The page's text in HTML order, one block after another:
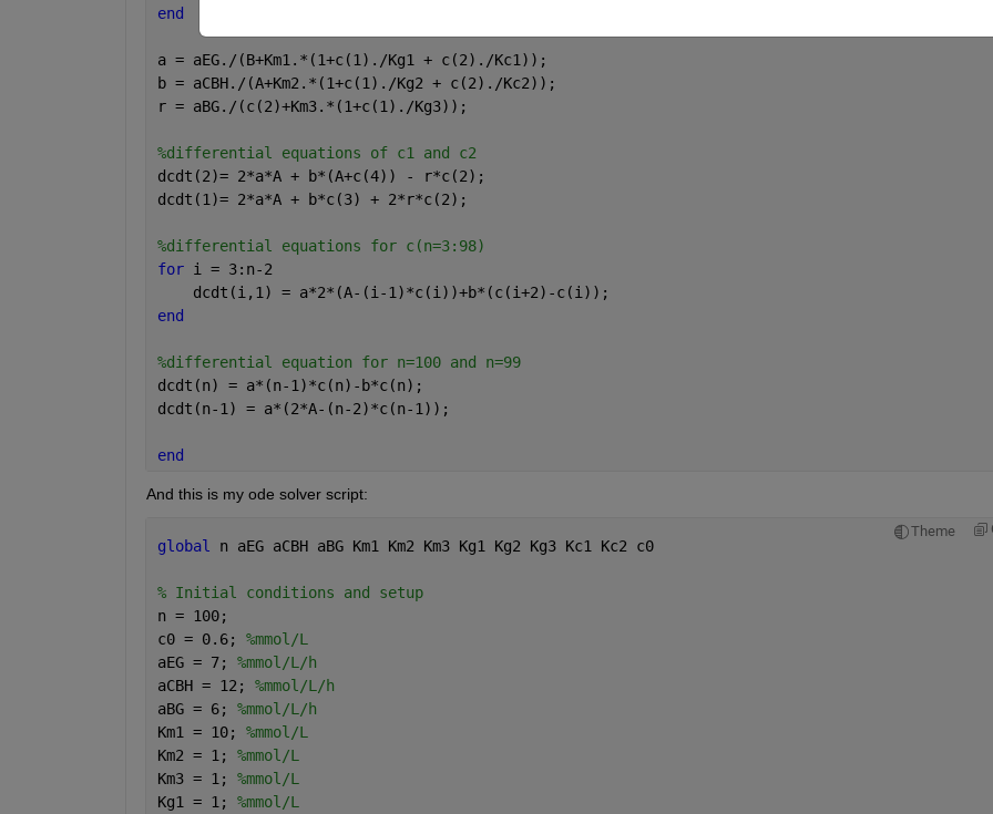
end
a = aEG./(B+Km1.*(1+c(1)./Kg1 + c(2)./Kc1));
b = aCBH./(A+Km2.*(1+c(1)./Kg2 + c(2)./Kc2));
r = aBG./(c(2)+Km3.*(1+c(1)./Kg3));
%differential equations of c1 and c2
dcdt(2)= 2*a*A + b*(A+c(4)) - r*c(2);
dcdt(1)= 2*a*A + b*c(3) + 2*r*c(2);
%differential equations for c(n=3:98)
for i = 3:n-2
    dcdt(i,1) = a*2*(A-(i-1)*c(i))+b*(c(i+2)-c(i));
end
%differential equation for n=100 and n=99
dcdt(n) = a*(n-1)*c(n)-b*c(n);
dcdt(n-1) = a*(2*A-(n-2)*c(n-1));
end
And this is my ode solver script:
Theme
global n aEG aCBH aBG Km1 Km2 Km3 Kg1 Kg2 Kg3 Kc1 Kc2 c0
% Initial conditions and setup
n = 100;
c0 = 0.6; %mmol/L
aEG = 7; %mmol/L/h
aCBH = 12; %mmol/L/h
aBG = 6; %mmol/L/h
Km1 = 10; %mmol/L
Km2 = 1; %mmol/L
Km3 = 1; %mmol/L
Kg1 = 1; %mmol/L